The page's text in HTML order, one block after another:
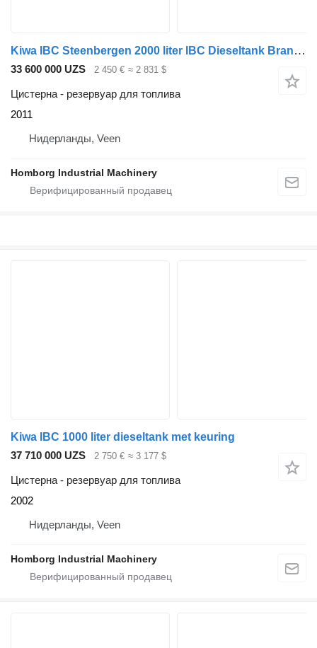
Kiwa IBC Steenbergen 2000 liter IBC Dieseltank Brandstoftank
33 600 000 UZS 2 450 € ≈ 2 831 $
Цистерна - резервуар для топлива
2011
Нидерланды, Veen
Homborg Industrial Machinery
Kiwa IBC 1000 liter dieseltank met keuring
37 710 000 UZS
2 750 € ≈ 3 177 $
Цистерна - резервуар для топлива
2002
Нидерланды, Veen
Homborg Industrial Machinery